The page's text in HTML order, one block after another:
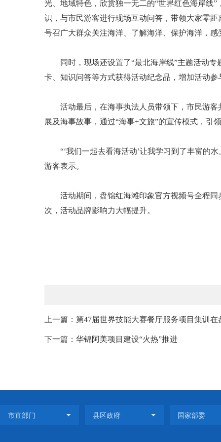
光、地域特色，欣赏独一无二的“世界红色海岸线
识，与市民游客进行现场互动问答，带领大家零
号召广大群众关注海洋、了解海洋、保护海洋，
同时，现场还设置了“最北海岸线”主题活动专
卡、知识问答等方式获得活动纪念品，增加活动参
活动最后，在海事执法人员带领下，市民游客
展及海事故事，通过“海事+文旅”的宣传模式，引
“‘我们一起去看海活动’让我学习到了丰富的水
游客表示。
活动期间，盘锦红海滩印象官方视频号全程同
次，活动品牌影响力大幅提升。
上一篇：第47届世界技能大赛餐厅服务项目集训在
下一篇：华锦阿美项目建设“火热”推进